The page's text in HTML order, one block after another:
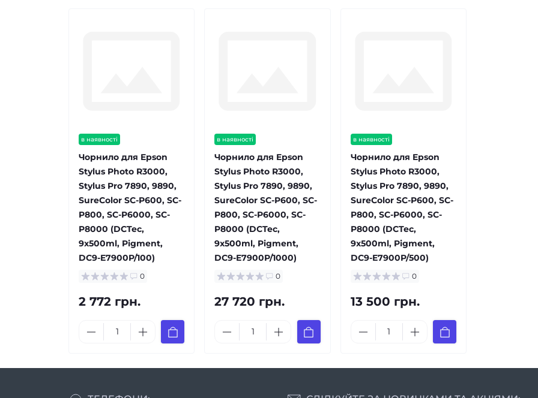
в наявності
Чорнило для Epson
Stylus Photo R3000,
Stylus Pro 7890, 9890,
SureColor SC-P600, SC-
P800, SC-P6000, SC-
P8000 (DCTec,
9x500ml, Pigment,
DC9-E7900P/100)
0
2 772 грн.
в наявності
Чорнило для Epson
Stylus Photo R3000,
Stylus Pro 7890, 9890,
SureColor SC-P600, SC-
P800, SC-P6000, SC-
P8000 (DCTec,
9x500ml, Pigment,
DC9-E7900P/1000)
0
27 720 грн.
в наявності
Чорнило для Epson
Stylus Photo R3000,
Stylus Pro 7890, 9890,
SureColor SC-P600, SC-
P800, SC-P6000, SC-
P8000 (DCTec,
9x500ml, Pigment,
DC9-E7900P/500)
0
13 500 грн.